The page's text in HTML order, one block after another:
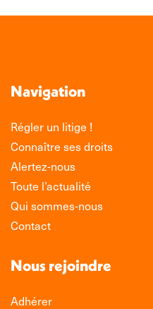
Navigation
Régler un litige !
Connaître ses droits
Alertez-nous
Toute l’actualité
Qui sommes-nous
Contact
Nous rejoindre
Adhérer